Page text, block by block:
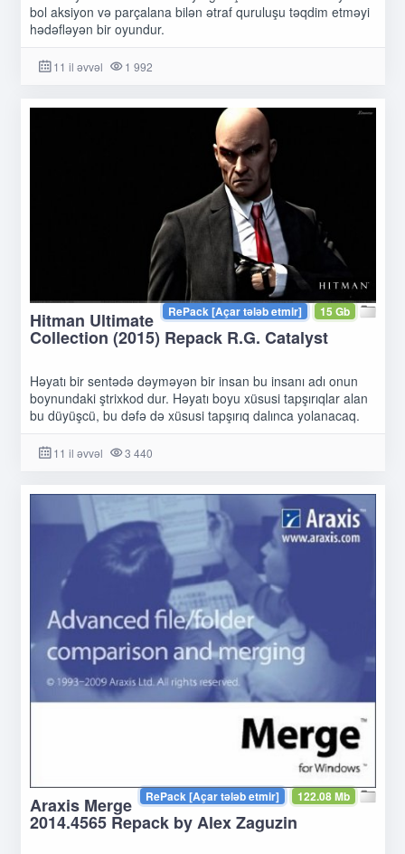
bol aksiyon və parçalana bilən ətraf quruluşu təqdim etməyi
hədəfləyən bir oyundur.
11 il əvvəl 1 992
15 Gb
RePack [Açar tələb etmir]
Hitman Ultimate
Collection (2015) Repack R.G. Catalyst
Həyatı bir sentədə dəyməyən bir insan bu insanı adı onun
boynundaki ştrixkod dur. Həyatı boyu xüsusi tapşırıqlar alan
bu düyüşcü, bu dəfə də xüsusi tapşırıq dalınca yolanacaq.
11 il əvvəl 3 440
122.08 Mb
RePack [Açar tələb etmir]
Araxis Merge
2014.4565 Repack by Alex Zaguzin